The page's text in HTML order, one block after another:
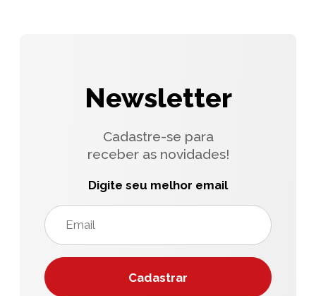
Newsletter
Cadastre-se para
receber as novidades!
Digite seu melhor email